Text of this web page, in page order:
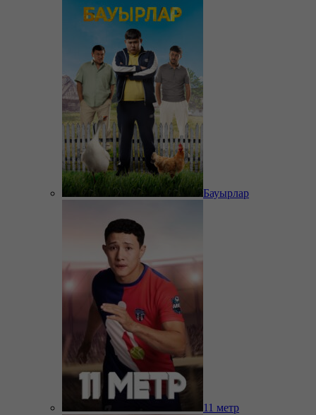
Бауырлар
11 метр